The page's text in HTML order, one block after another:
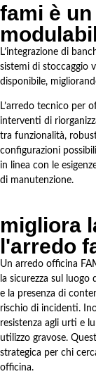
fami è
L’integrazione di
sistemi di stoccaggio
disponibile,
L’arredo tecnico per
interventi di
tra funzionalità,
configurazioni
in linea con le
di manutenzione.
migliora
l'arredo
Un arredo officina
la sicurezza sul
e la presenza di
rischio di incidenti.
resistenza agli urti e
utilizzo gravose.
strategica per chi
officina.